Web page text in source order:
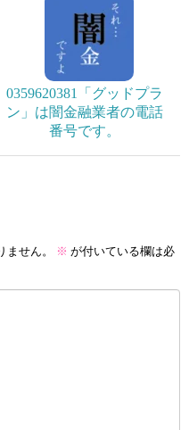
0359620381「グッドプラ
ン」は闇金融業者の電話
番号です。
せん。 ※ が付いている欄は必